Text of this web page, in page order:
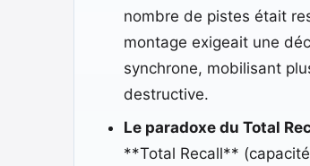
nombre de pistes était
montage exigeait une
synchrone, mobilisant
destructive.
Le paradoxe du Total
**Total Recall**